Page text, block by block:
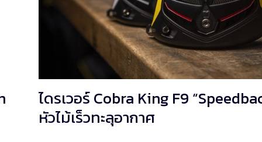
ไดรเวอร์ Cobra King F9
หัวไม้เร็วทะลุอากาศ